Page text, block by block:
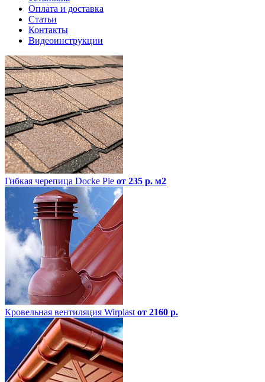
Оплата и доставка
Статьи
Контакты
Видеоинструкции
Гибкая черепица Docke Pie от 235 р. м2
Кровельная вентиляция Wirplast от 2160 р.